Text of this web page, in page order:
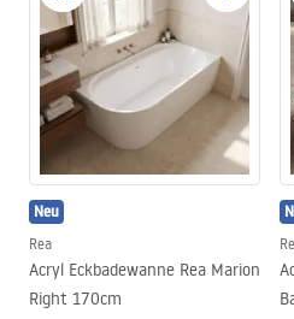
Neu
Rea
Acryl Eckbadewanne Rea Marion
Right 170cm